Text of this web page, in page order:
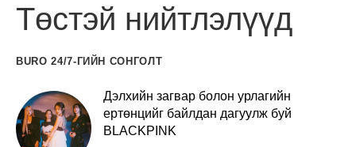
Төстэй нийтлэлүүд
BURO 24/7-ГИЙН СОНГОЛТ
Дэлхийн загвар болон урлагийн
ертөнцийг байлдан дагуулж буй
BLACKPINK